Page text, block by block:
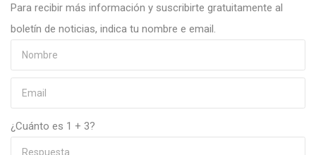
Para recibir más información y suscribirte gratuitamente al
boletín de noticias, indica tu nombre e email.
¿Cuánto es 1 + 3?